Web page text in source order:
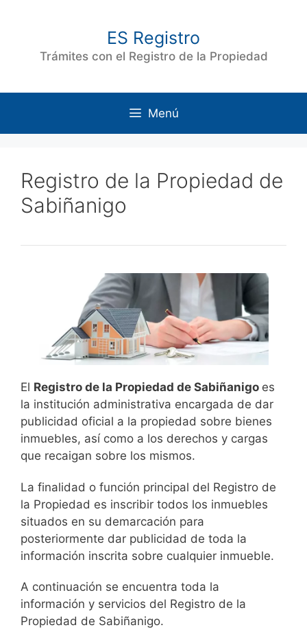
ES Registro
Trámites con el Registro de la Propiedad
Menú
Registro de la Propiedad de
Sabiñanigo
El Registro de la Propiedad de Sabiñanigo es
la institución administrativa encargada de dar
publicidad oficial a la propiedad sobre bienes
inmuebles, así como a los derechos y cargas
que recaigan sobre los mismos.
La finalidad o función principal del Registro de
la Propiedad es inscribir todos los inmuebles
situados en su demarcación para
posteriormente dar publicidad de toda la
información inscrita sobre cualquier inmueble.
A continuación se encuentra toda la
información y servicios del Registro de la
Propiedad de Sabiñanigo.